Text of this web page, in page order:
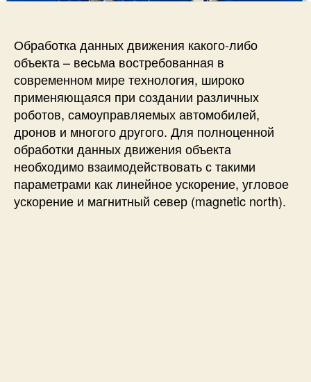
с
и
к
л
ю
ч
е
н
и
е
д
т
ч
Обработка данных движения какого-либо
объекта – весьма востребованная в
современном мире технология, широко
применяющаяся при создании различных
роботов, самоуправляемых автомобилей,
дронов и многого другого. Для полноценной
обработки данных движения объекта
необходимо взаимодействовать с такими
параметрами как линейное ускорение, угловое
ускорение и магнитный север (magnetic north).